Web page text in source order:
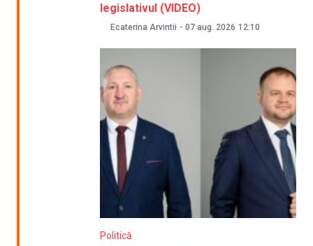
legislativul (VIDEO)
Ecaterina Arvintii - 07 aug. 2026 12:10
Politică